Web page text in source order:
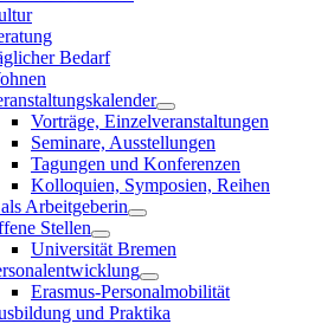
Bedarf
Vorträge, Einzelveranstaltungen
Seminare, Ausstellungen
Tagungen und Konferenzen
Kolloquien, Symposien, Reihen
Arbeitgeberin
Stellen
Universität Bremen
Erasmus-Personalmobilität
und Praktika